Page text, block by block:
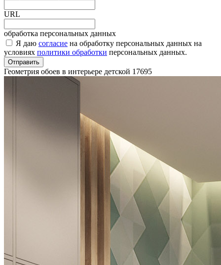
URL
обработка персональных данных
Я даю согласие на обработку персональных данных на
условиях политики обработки персональных данных.
Отправить
Геометрия обоев в интерьере детской 17695